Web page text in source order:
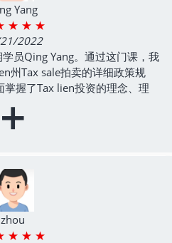
Yang
★ ★ ★
2022
员Qing Yang。通过这门课，我
州Tax sale拍卖的详细政策规
握了Tax lien投资的理念、理
自己多年Tax lien投资实践所
了学员，这每一条经验给我之
老师的辛勤付出！感谢北美
长领域所做出的努力和成就！
+
zhou
★ ★ ★